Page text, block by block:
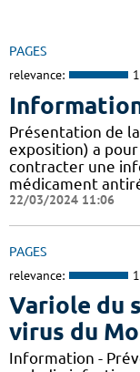
PAGES
relevance:
Présentation de
exposition) a
contracter une
médicament
22/03/2024 11:06
PAGES
relevance:
Variole du
virus du
Information -